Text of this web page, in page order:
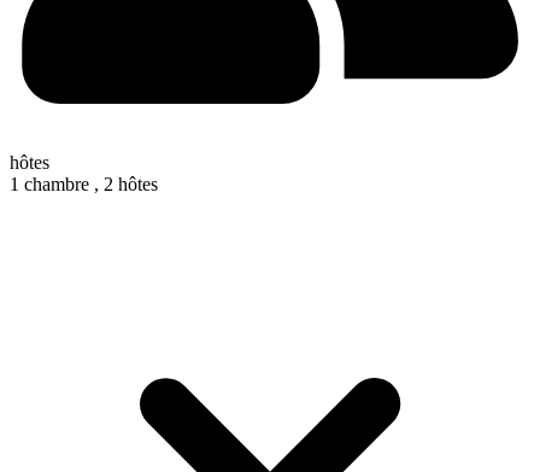
hôtes
1 chambre , 2 hôtes